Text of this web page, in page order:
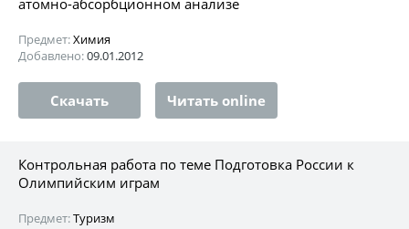
Предмет:Химия
Добавлено:09.01.2012
Скачать Читать online
Контрольная работа по теме Подготовка России к
Олимпийским играм
Предмет:Туризм